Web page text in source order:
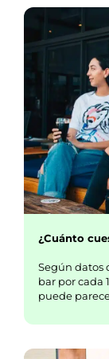
¿Cuánto
Según datos
bar por cada
puede